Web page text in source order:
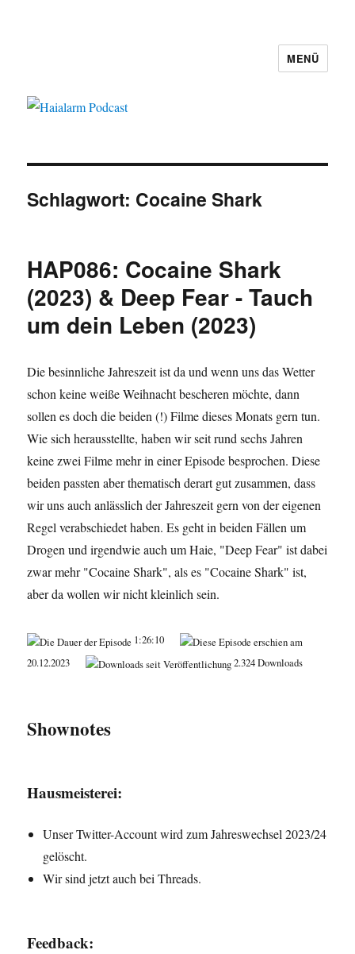
MENÜ
Schlagwort: Cocaine Shark
HAP086: Cocaine Shark
(2023) & Deep Fear - Tauch
um dein Leben (2023)
Die besinnliche Jahreszeit ist da und wenn uns das Wetter
schon keine weiße Weihnacht bescheren möchte, dann
sollen es doch die beiden (!) Filme dieses Monats gern tun.
Wie sich herausstellte, haben wir seit rund sechs Jahren
keine zwei Filme mehr in einer Episode besprochen. Diese
beiden passten aber thematisch derart gut zusammen, dass
wir uns auch anlässlich der Jahreszeit gern von der eigenen
Regel verabschiedet haben. Es geht in beiden Fällen um
Drogen und irgendwie auch um Haie, "Deep Fear" ist dabei
zwar mehr "Cocaine Shark", als es "Cocaine Shark" ist,
aber da wollen wir nicht kleinlich sein.
1:26:10
20.12.2023
2.324 Downloads
Shownotes
Hausmeisterei:
Unser Twitter-Account wird zum Jahreswechsel 2023/24
gelöscht.
Wir sind jetzt auch bei Threads.
Feedback: